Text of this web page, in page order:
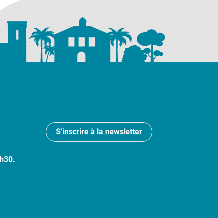
S'inscrire à la newsletter